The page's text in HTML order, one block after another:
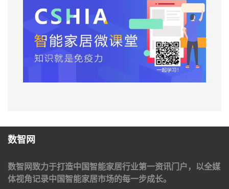
数智网
数智网致力于打造中国智能家居行业第一资讯门户，以全媒
体视角记录中国智能家居市场的每一步成长。